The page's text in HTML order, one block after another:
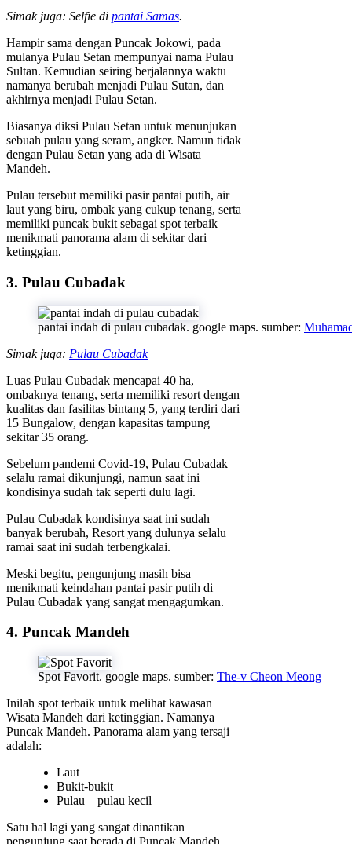
Simak juga: Selfie di pantai Samas.
Hampir sama dengan Puncak Jokowi, pada
mulanya Pulau Setan mempunyai nama Pulau
Sultan. Kemudian seiring berjalannya waktu
namanya berubah menjadi Pulau Sutan, dan
akhirnya menjadi Pulau Setan.
Biasanya diksi Pulau Setan untuk menunjukan
sebuah pulau yang seram, angker. Namun tidak
dengan Pulau Setan yang ada di Wisata
Mandeh.
Pulau tersebut memiliki pasir pantai putih, air
laut yang biru, ombak yang cukup tenang, serta
memiliki puncak bukit sebagai spot terbaik
menikmati panorama alam di sekitar dari
ketinggian.
3. Pulau Cubadak
pantai indah di pulau cubadak. google maps. sumber:
Simak juga: Pulau Cubadak
Luas Pulau Cubadak mencapai 40 ha,
ombaknya tenang, serta memiliki resort dengan
kualitas dan fasilitas bintang 5, yang terdiri dari
15 Bungalow, dengan kapasitas tampung
sekitar 35 orang.
Sebelum pandemi Covid-19, Pulau Cubadak
selalu ramai dikunjungi, namun saat ini
kondisinya sudah tak seperti dulu lagi.
Pulau Cubadak kondisinya saat ini sudah
banyak berubah, Resort yang dulunya selalu
ramai saat ini sudah terbengkalai.
Meski begitu, pengunjung masih bisa
menikmati keindahan pantai pasir putih di
Pulau Cubadak yang sangat mengagumkan.
4. Puncak Mandeh
Spot Favorit. google maps. sumber: The-v Cheon Meong
Inilah spot terbaik untuk melihat kawasan
Wisata Mandeh dari ketinggian. Namanya
Puncak Mandeh. Panorama alam yang tersaji
adalah:
Laut
Bukit-bukit
Pulau – pulau kecil
Satu hal lagi yang sangat dinantikan
pengunjung saat berada di Puncak Mandeh